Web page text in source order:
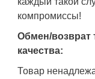
компромиссы!
Обмен/возврат
качества:
Товар